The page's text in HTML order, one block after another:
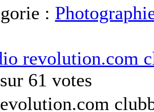
:
revolution.com
61 votes